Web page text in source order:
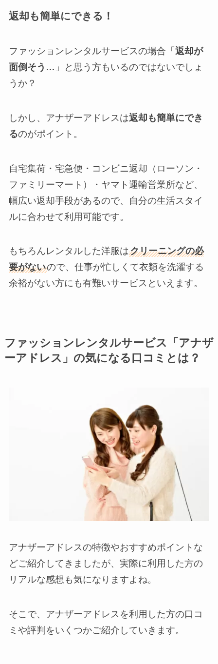
返却も簡単にできる！
ファッションレンタルサービスの場合「 返却が
面倒そう… 」と思う方もいるのではないでしょ
うか？
しかし、アナザーアドレスは返却も簡単にでき
るのがポイント。
自宅集荷・宅急便・コンビニ返却（ローソン・
ファミリーマート）・ヤマト運輸営業所など、
幅広い返却手段があるので、自分の生活スタイ
ルに合わせて利用可能です。
もちろんレンタルした洋服はクリーニングの必
要がないので、仕事が忙しくて衣類を洗濯する
余裕がない方にも有難いサービスといえます。
ファッションレンタルサービス「アナザ
ーアドレス」の気になる口コミとは？
アナザーアドレスの特徴やおすすめポイントな
どご紹介してきましたが、実際に利用した方の
リアルな感想も気になりますよね。
そこで、アナザーアドレスを利用した方の口コ
ミや評判をいくつかご紹介していきます。